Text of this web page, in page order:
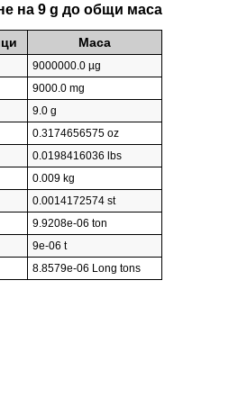
на 9 g до общи маса
Маса
9000000.0 µg
9000.0 mg
9.0 g
0.3174656575 oz
0.0198416036 lbs
0.009 kg
0.0014172574 st
9.9208e-06 ton
9e-06 t
8.8579e-06 Long tons